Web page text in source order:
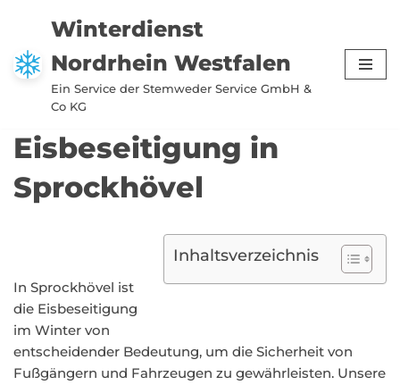
Zum
Inhalt
springen
Winterdienst
Nordrhein Westfalen
Ein Service der Stemweder Service GmbH &
Co KG
Eisbeseitigung in
Sprockhövel
Inhaltsverzeichnis
In Sprockhövel ist
die Eisbeseitigung
im Winter von
entscheidender Bedeutung, um die Sicherheit von
Fußgängern und Fahrzeugen zu gewährleisten. Unsere